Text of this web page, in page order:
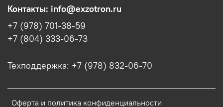
Оферта и политика конфиденциальности
Контакты: info@exzotron.ru
+7 (978) 701-38-59
+7 (804) 333-06-73
Техподдержка: +7 (978) 832-06-70